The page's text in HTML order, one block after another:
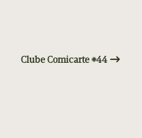
Clube Comicarte #44